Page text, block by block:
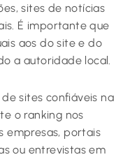
sites de notícias
É importante que
aos do site e do
a autoridade local.
sites confiáveis na
o ranking nos
empresas, portais
ou entrevistas em